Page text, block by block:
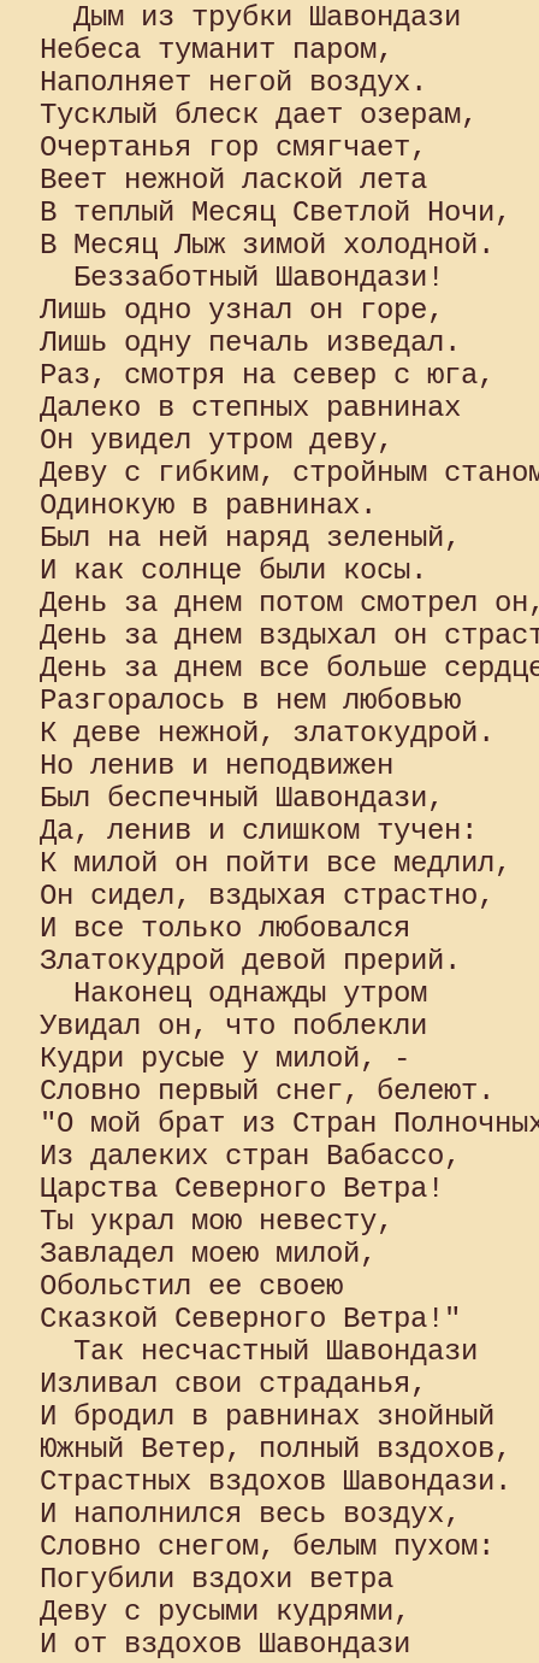
  Дым из трубки Шавондази
Небеса туманит паром,
Наполняет негой воздух.
Тусклый блеск дает озерам,
Очертанья гор смягчает,
Веет нежной лаской лета
В теплый Месяц Светлой Ночи,
В Месяц Лыж зимой холодной.
  Беззаботный Шавондази!
Лишь одно узнал он горе,
Лишь одну печаль изведал.
Раз, смотря на север с юга,
Далеко в степных равнинах
Он увидел утром деву,
Деву с гибким, стройным
Одинокую в равнинах.
Был на ней наряд зеленый,
И как солнце были косы.
День за днем потом смотрел
День за днем вздыхал он
День за днем все больше
Разгоралось в нем любовью
К деве нежной, златокудрой.
Но ленив и неподвижен
Был беспечный Шавондази,
Да, ленив и слишком тучен:
К милой он пойти все медлил,
Он сидел, вздыхая страстно,
И все только любовался
Златокудрой девой прерий.
  Наконец однажды утром
Увидал он, что поблекли
Кудри русые у милой, -
Словно первый снег, белеют.
"О мой брат из Стран
Из далеких стран Вабассо,
Царства Северного Ветра!
Ты украл мою невесту,
Завладел моею милой,
Обольстил ее своею
Сказкой Северного Ветра!"
  Так несчастный Шавондази
Изливал свои страданья,
И бродил в равнинах знойный
Южный Ветер, полный вздохов,
Страстных вздохов Шавондази.
И наполнился весь воздух,
Словно снегом, белым пухом:
Погубили вздохи ветра
Деву с русыми кудрями,
И от вздохов Шавондази